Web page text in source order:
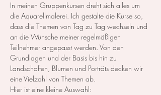
In meinen Gruppenkursen dreht sich alles um
die Aquarellmalerei. Ich gestalte die Kurse so,
dass die Themen von Tag zu Tag wechseln und
an die Wünsche meiner regelmäßigen
Teilnehmer angepasst werden. Von den
Grundlagen und der Basis bis hin zu
Landschaften, Blumen und Porträts decken wir
eine Vielzahl von Themen ab.
Hier ist eine kleine Auswahl: